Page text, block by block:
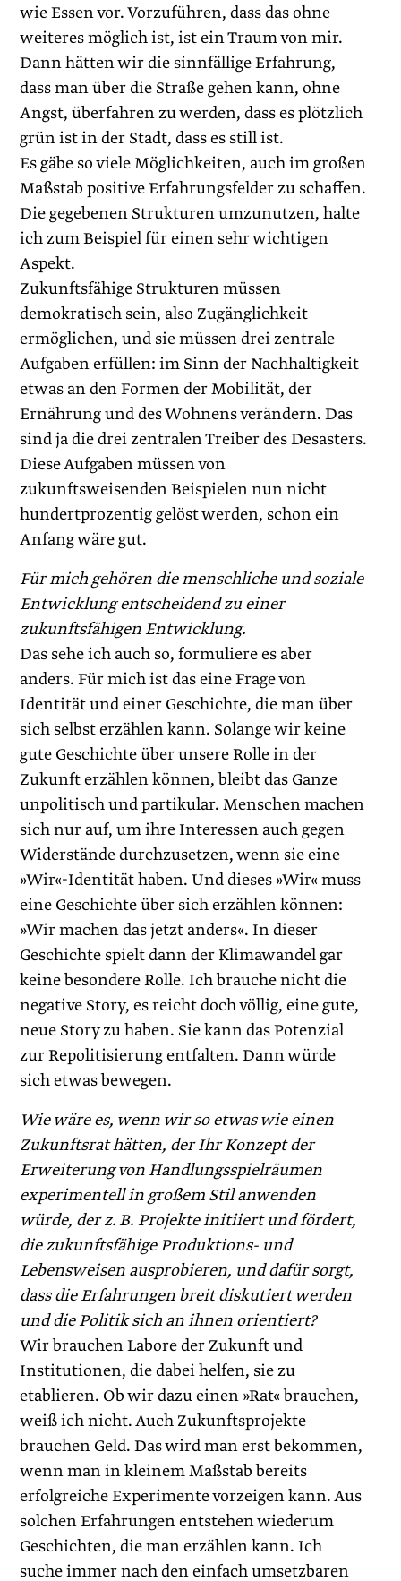
wie Essen vor. Vorzuführen, dass das ohne
weiteres möglich ist, ist ein Traum von mir.
Dann hätten wir die sinnfällige Erfahrung,
dass man über die Straße gehen kann, ohne
Angst, überfahren zu werden, dass es plötzlich
grün ist in der Stadt, dass es still ist.
Es gäbe so viele Möglichkeiten, auch im großen
Maßstab positive Erfahrungsfelder zu schaffen.
Die gegebenen Strukturen umzunutzen, halte
ich zum Beispiel für einen sehr wichtigen
Aspekt.
Zukunftsfähige Strukturen müssen
demokratisch sein, also Zugänglichkeit
ermöglichen, und sie müssen drei zentrale
Aufgaben erfüllen: im Sinn der Nachhaltigkeit
etwas an den Formen der Mobilität, der
Ernährung und des Wohnens verändern. Das
sind ja die drei zentralen Treiber des Desasters.
Diese Aufgaben müssen von
zukunftsweisenden Beispielen nun nicht
hundertprozentig gelöst werden, schon ein
Anfang wäre gut.
Für mich gehören die menschliche und ­soziale
Entwicklung entscheidend zu einer
zukunftsfähigen Entwicklung.
Das sehe ich auch so, formuliere es aber
anders. Für mich ist das eine Frage von
Identität und einer Geschichte, die man über
sich selbst erzählen kann. Solange wir keine
gute Geschichte über unsere Rolle in der
Zukunft erzählen können, bleibt das Ganze
unpolitisch und partikular. Menschen machen
sich nur auf, um ihre Interessen auch gegen
Widerstände durchzusetzen, wenn sie eine
»Wir«-Identität haben. Und dieses »Wir« muss
eine Geschichte über sich erzählen können:
»Wir machen das jetzt anders«. In dieser
Geschichte spielt dann der Klimawandel gar
keine besondere Rolle. Ich brauche nicht die
negative Story, es reicht doch völlig, eine gute,
neue Story zu haben. Sie kann das Potenzial
zur Repolitisierung entfalten. Dann würde
sich etwas bewegen.
Wie wäre es, wenn wir so etwas wie einen
Zukunftsrat hätten, der Ihr Konzept der
Erweiterung von Handlungsspielräumen
experimentell in großem Stil anwenden
würde, der z. B. Projekte initiiert und fördert,
die zukunftsfähige Produktions- und
Lebensweisen ausprobieren, und dafür sorgt,
dass die Erfahrungen breit diskutiert werden
und die Politik sich an ihnen orientiert?
Wir brauchen Labore der Zukunft und
Institutionen, die dabei helfen, sie zu
etablieren. Ob wir dazu einen »Rat« brauchen,
weiß ich nicht. Auch Zukunftsprojekte
brauchen Geld. Das wird man erst bekommen,
wenn man in kleinem Maßstab bereits
erfolgreiche Experimente vorzeigen kann. Aus
solchen Erfahrungen entstehen wiederum
Geschichten, die man erzählen kann. Ich
suche immer nach den einfach umsetzbaren